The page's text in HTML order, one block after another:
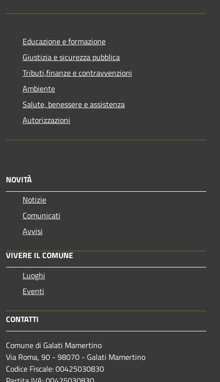
Educazione e formazione
Giustizia e sicurezza pubblica
Tributi,finanze e contravvenzioni
Ambiente
Salute, benessere e assistenza
Autorizzazioni
NOVITÀ
Notizie
Comunicati
Avvisi
VIVERE IL COMUNE
Luoghi
Eventi
CONTATTI
Comune di Galati Mamertino
Via Roma, 90 - 98070 - Galati Mamertino
Codice Fiscale: 00425030830